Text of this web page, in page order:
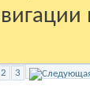
2 3